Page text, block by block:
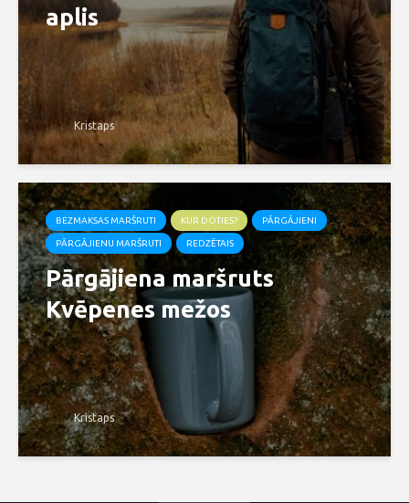
aplis
Kristaps
BEZMAKSAS MARŠRUTI KUR DOTIES? PĀRGĀJIENI
PĀRGĀJIENU MARŠRUTI REDZĒTAIS
Pārgājiena maršruts
Kvēpenes mežos
Kristaps